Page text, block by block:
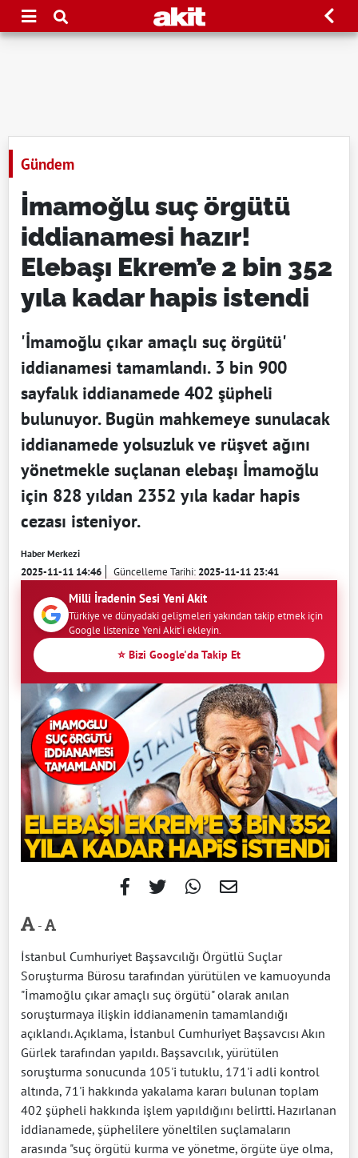
Gündem
İmamoğlu suç örgütü
iddianamesi hazır!
Elebaşı Ekrem’e 2 bin 352
yıla kadar hapis istendi
'İmamoğlu çıkar amaçlı suç örgütü'
iddianamesi tamamlandı. 3 bin 900
sayfalık iddianamede 402 şüpheli
bulunuyor. Bugün mahkemeye sunulacak
iddianamede yolsuzluk ve rüşvet ağını
yönetmekle suçlanan elebaşı İmamoğlu
için 828 yıldan 2352 yıla kadar hapis
cezası isteniyor.
Haber Merkezi
2025-11-11 14:46 Güncelleme Tarihi:2025-11-11 23:41
Milli İradenin Sesi Yeni Akit
Türkiye ve dünyadaki gelişmeleri yakından takip etmek için
Google listenize Yeni Akit'i ekleyin.
⭐ Bizi Google'da Takip Et
-
İstanbul Cumhuriyet Başsavcılığı Örgütlü Suçlar
Soruşturma Bürosu tarafından yürütülen ve kamuoyunda
"İmamoğlu çıkar amaçlı suç örgütü" olarak anılan
soruşturmaya ilişkin iddianamenin tamamlandığı
açıklandı. Açıklama, İstanbul Cumhuriyet Başsavcısı Akın
Gürlek tarafından yapıldı. Başsavcılık, yürütülen
soruşturma sonucunda 105'i tutuklu, 171'i adli kontrol
altında, 71'i hakkında yakalama kararı bulunan toplam
402 şüpheli hakkında işlem yapıldığını belirtti. Hazırlanan
iddianamede, şüphelilere yöneltilen suçlamaların
arasında "suç örgütü kurma ve yönetme, örgüte üye olma,